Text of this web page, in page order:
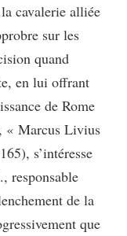
cavalerie alliée
sur les
quand
en lui offrant
de Rome
« Marcus Livius
s’intéresse
responsable
de la
que